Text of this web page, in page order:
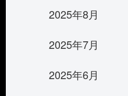
2025年8月
2025年7月
2025年6月